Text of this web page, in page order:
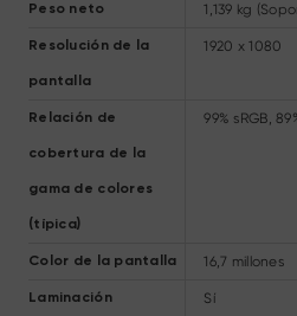
Peso neto 1,139 kg
Resolución de la
pantalla
1920 x 1080
Relación de
cobertura de la
gama de colores
(típica)
99% sRGB,
Color de la pantalla 16,7 millones
Laminación Sí